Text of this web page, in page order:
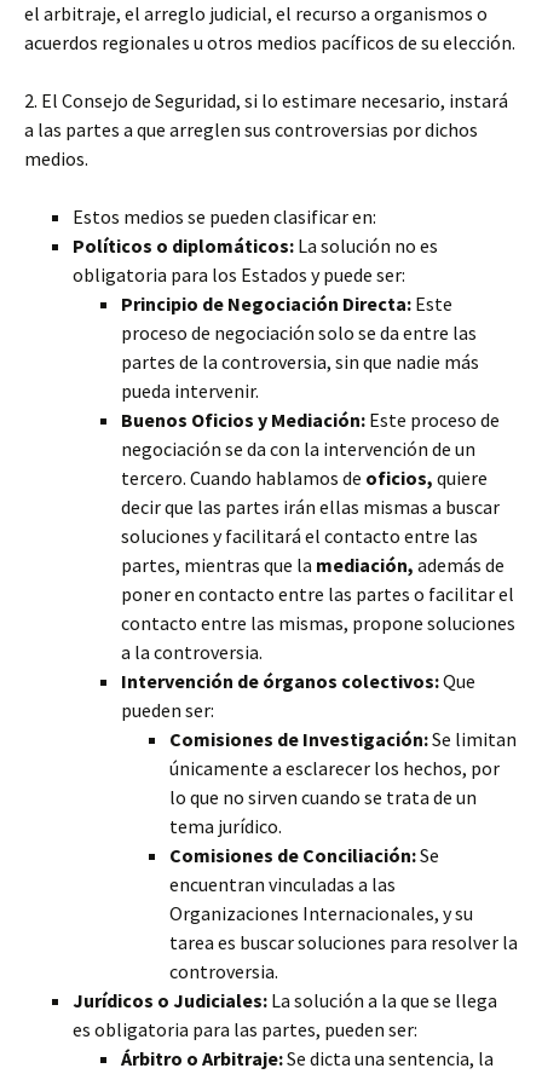
el arbitraje, el arreglo judicial, el recurso a organismos o
acuerdos regionales u otros medios pacíficos de su elección.
2. El Consejo de Seguridad, si lo estimare necesario, instará
a las partes a que arreglen sus controversias por dichos
medios.
Estos medios se pueden clasificar en:
Políticos o diplomáticos: La solución no es
obligatoria para los Estados y puede ser:
Principio de Negociación Directa: Este
proceso de negociación solo se da entre las
partes de la controversia, sin que nadie más
pueda intervenir.
Buenos Oficios y Mediación: Este proceso de
negociación se da con la intervención de un
tercero. Cuando hablamos de oficios, quiere
decir que las partes irán ellas mismas a buscar
soluciones y facilitará el contacto entre las
partes, mientras que la mediación, además de
poner en contacto entre las partes o facilitar el
contacto entre las mismas, propone soluciones
a la controversia.
Intervención de órganos colectivos:Que
pueden ser:
Comisiones de Investigación:Se limitan
únicamente a esclarecer los hechos, por
lo que no sirven cuando se trata de un
tema jurídico.
Comisiones de Conciliación:Se
encuentran vinculadas a las
Organizaciones Internacionales, y su
tarea es buscar soluciones para resolver la
controversia.
Jurídicos o Judiciales: La solución a la que se llega
es obligatoria para las partes, pueden ser:
Árbitro o Arbitraje:Se dicta una sentencia, la